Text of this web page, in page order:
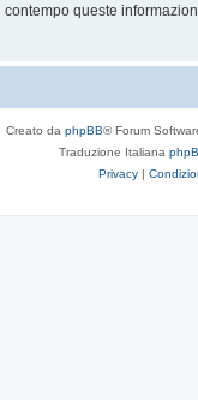
queste
Creato da phpBB® Forum
Traduzione Italiana
Privacy |